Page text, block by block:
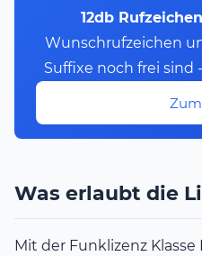
12db
Wunschrufzeichen
Suffixe noch frei sind
Was erlaubt die
Mit der Funklizenz Klasse